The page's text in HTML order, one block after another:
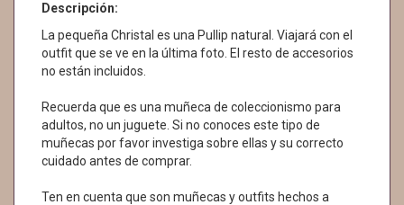
Descripción:
La pequeña Christal es una Pullip natural. Viajará con el
outfit que se ve en la última foto. El resto de accesorios
no están incluidos.
Recuerda que es una muñeca de coleccionismo para
adultos, no un juguete. Si no conoces este tipo de
muñecas por favor investiga sobre ellas y su correcto
cuidado antes de comprar.
Ten en cuenta que son muñecas y outfits hechos a